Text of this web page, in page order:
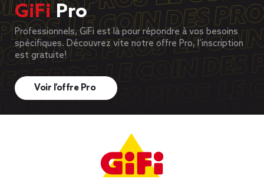
GiFiPro
Professionnels, GiFi est là pour répondre à vos besoins
spécifiques. Découvrez vite notre offre Pro, l’inscription
est gratuite!
Voir l’offre Pro